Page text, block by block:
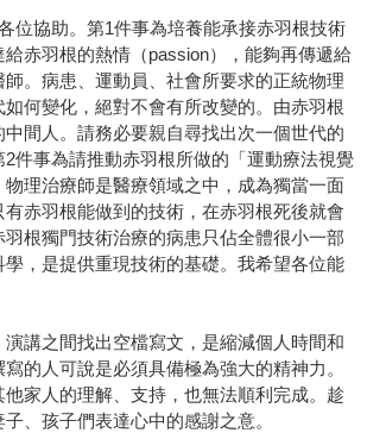
位協助。第1件事為培養能承接赤羽根技術
赤羽根的熱情（passion），能夠再傳遞給
。病患、運動員、社會所要求的正統物理
何變化，絕對不會有所改變的。由赤羽根
中間人。請務必要親自尋找出次一個世代的
2件事為請推動赤羽根所做的「運動療法視覺
理治療師是醫療領域之中，成為獨當一面
赤羽根能做到的技術，在赤羽根死後就會
根獨門技術治療的病患只佔全體很小一部
，是提供重現技術的基礎。我希望各位能
講之間找出空檔寫文，是縮減個人時間和
的人可說是必須具備極為強大的精神力。
家人的理解、支持，也無法順利完成。趁
、孩子們表達心中的感謝之意。